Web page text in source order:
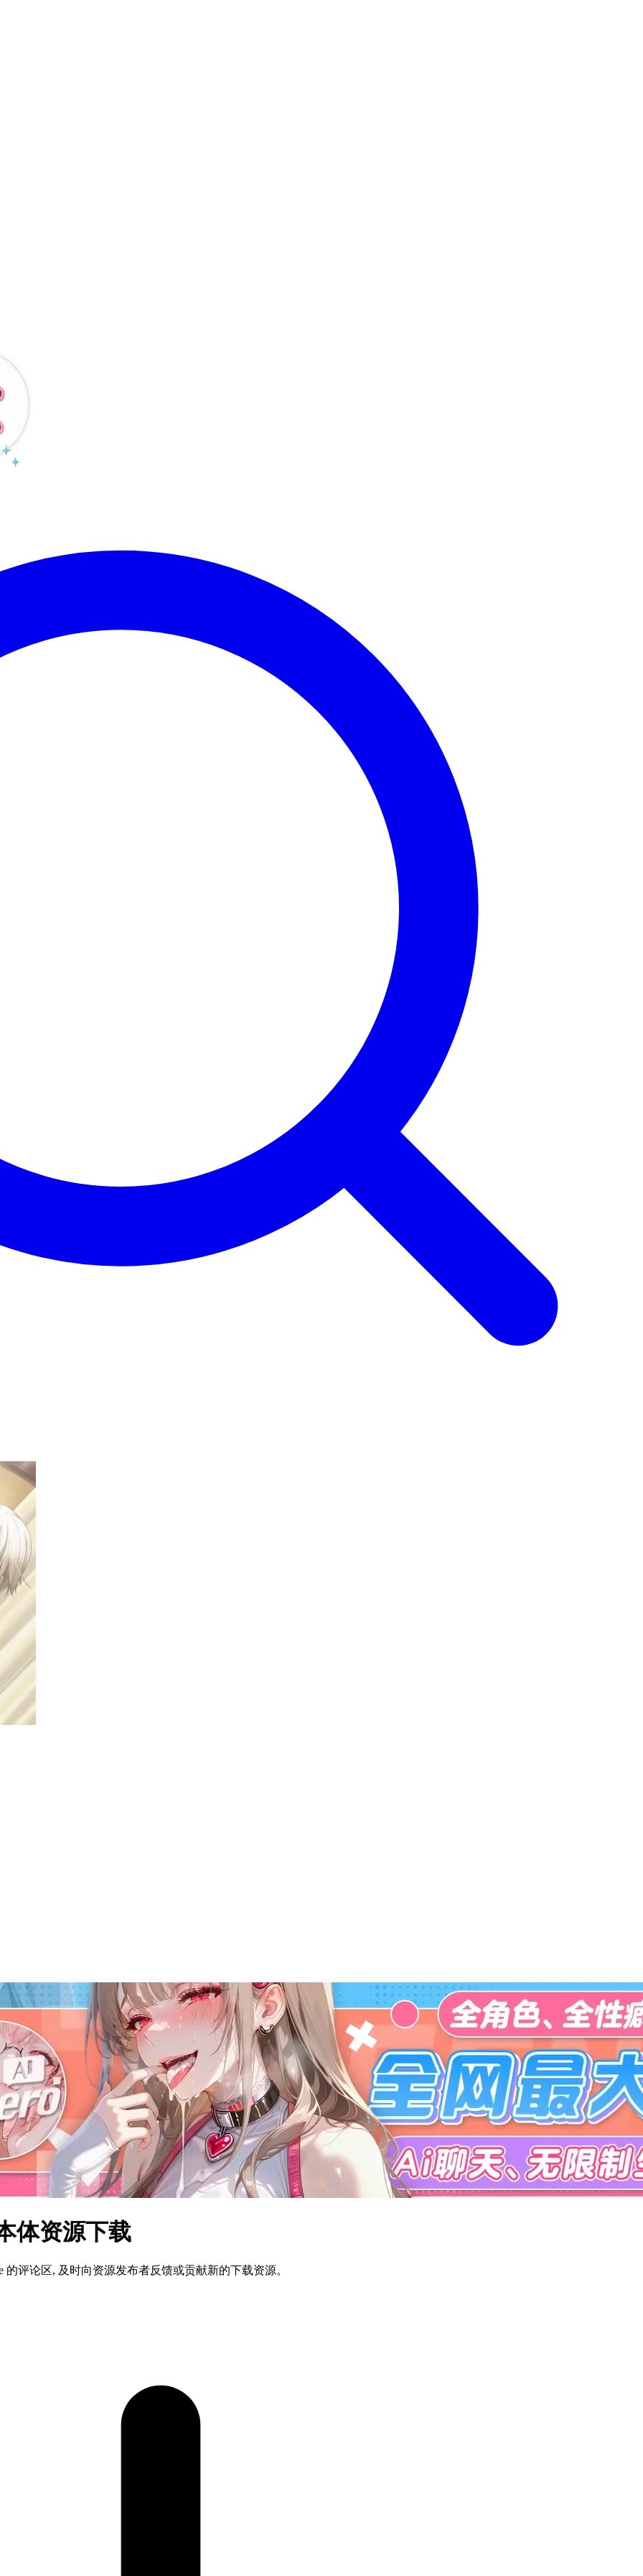
体资源下载
评论区, 及时向资源发布者反馈或贡献新的下载资源。